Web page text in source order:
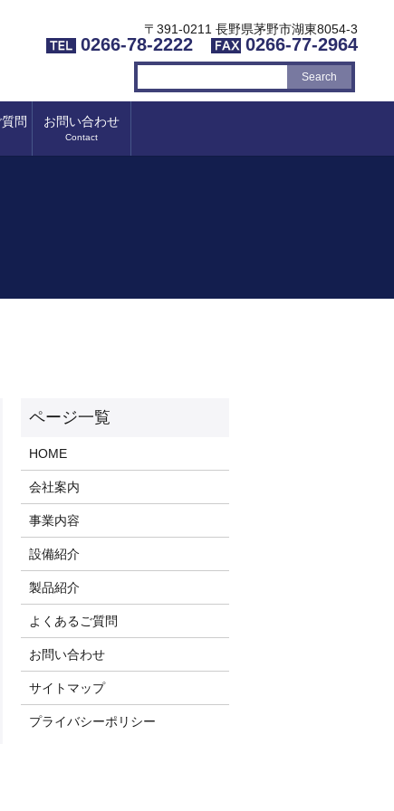
〒391-0211 長野県茅野市湖東8054-3
0266-78-2222 0266-77-2964
問 お問い合わせ
Contact
HOME
会社案内
事業内容
設備紹介
製品紹介
よくあるご質問
お問い合わせ
サイトマップ
プライバシーポリシー